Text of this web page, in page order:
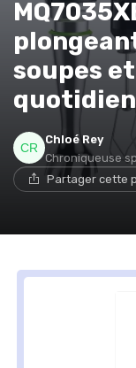
soupes
quotidien
Chloé Rey
Chroniqueuse
Partager cette